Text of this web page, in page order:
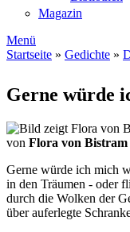
Magazin
Menü
Startseite » Gedichte »
Gerne würde
von Flora von Bistram
Gerne würde ich mich
in den Träumen - oder
durch die Wolken der
über auferlegte